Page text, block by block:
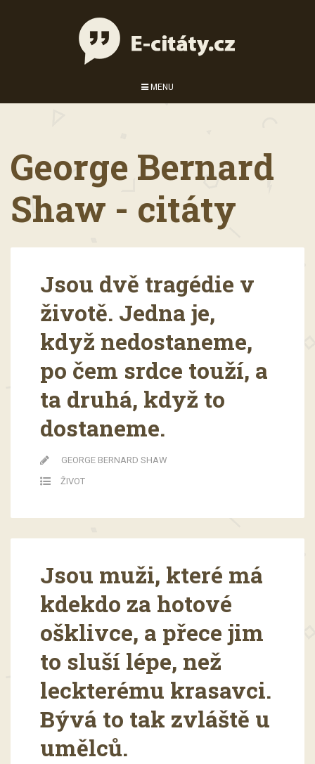
MENU
George Bernard
Shaw - citáty
Jsou dvě tragédie v
životě. Jedna je,
když nedostaneme,
po čem srdce touží, a
ta druhá, když to
dostaneme.
GEORGE BERNARD SHAW
ŽIVOT
Jsou muži, které má
kdekdo za hotové
ošklivce, a přece jim
to sluší lépe, než
leckterému krasavci.
Bývá to tak zvláště u
umělců.